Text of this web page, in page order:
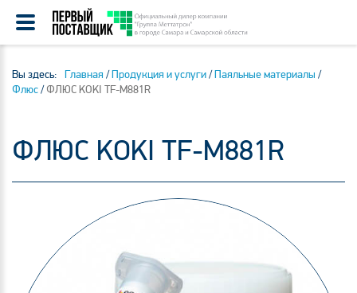
Вы здесь: Главная /Продукция и услуги/Паяльные материалы /
Флюс/ ФЛЮС KOKI TF-M881R
ФЛЮС KOKI TF-M881R